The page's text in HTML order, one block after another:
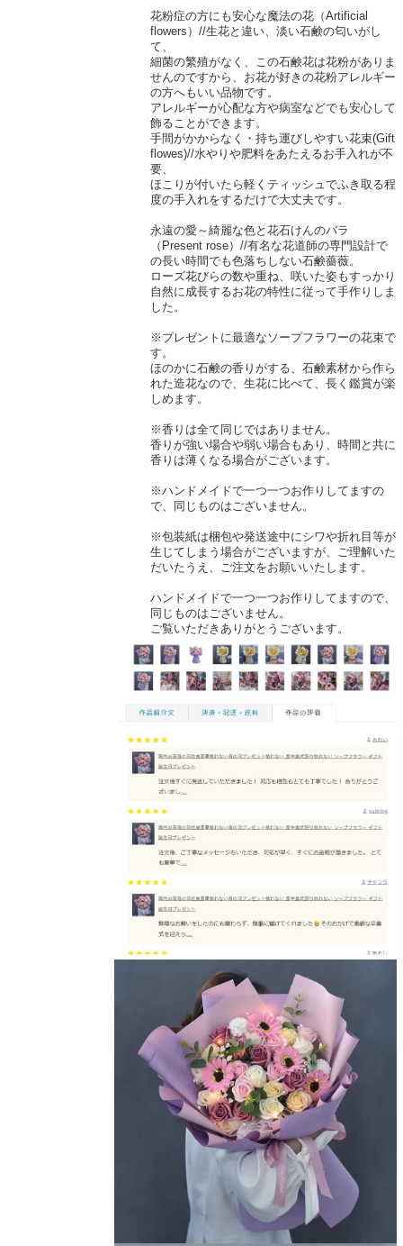
花粉症の方にも安心な魔法の花（Artificial
flowers）//生花と違い、淡い石鹸の匂いがし
て、
細菌の繁殖がなく、この石鹸花は花粉がありま
せんのですから、お花が好きの花粉アレルギー
の方へもいい品物です。
アレルギーが心配な方や病室などでも安心して
飾ることができます。
手間がかからなく・持ち運びしやすい花束(Gift
flowes)//水やりや肥料をあたえるお手入れが不
要、
ほこりが付いたら軽くティッシュでふき取る程
度の手入れをするだけで大丈夫です。
永遠の愛～綺麗な色と花石けんのバラ
（Present rose）//有名な花道師の専門設計で
の長い時間でも色落ちしない石鹸薔薇。
ローズ花びらの数や重ね、咲いた姿もすっかり
自然に成長するお花の特性に従って手作りしま
した。
※プレゼントに最適なソープフラワーの花束で
す。
ほのかに石鹸の香りがする、石鹸素材から作ら
れた造花なので、生花に比べて、長く鑑賞が楽
しめます。
※香りは全て同じではありません。
香りが強い場合や弱い場合もあり、時間と共に
香りは薄くなる場合がございます。
※ハンドメイドで一つ一つお作りしてますの
で、同じものはございません。
※包装紙は梱包や発送途中にシワや折れ目等が
生じてしまう場合がございますが、ご理解いた
だいたうえ、ご注文をお願いいたします。
ハンドメイドで一つ一つお作りしてますので、
同じものはございません。
ご覧いただきありがとうございます。